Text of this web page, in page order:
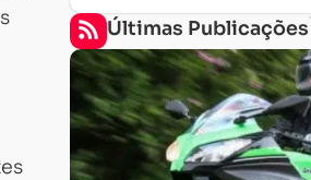
Últimas Publicações